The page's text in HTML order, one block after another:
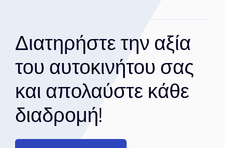
Διατηρήστε την αξία
του αυτοκινήτου σας
και απολαύστε κάθε
διαδρομή!